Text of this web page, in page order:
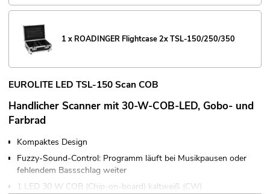
1 x ROADINGER Flightcase 2x TSL-150/250/350
EUROLITE LED TSL-150 Scan COB
Handlicher Scanner mit 30-W-COB-LED, Gobo- und
Farbrad
Kompaktes Design
Fuzzy-Sound-Control: Programm läuft bei Musikpausen oder
fehlendem Bassschlag weiter
1 LED 30 W COB (Chip-on-board) kaltweiß (CW)